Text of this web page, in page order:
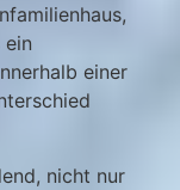
einer
nicht nur